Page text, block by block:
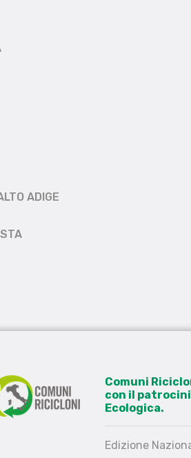
ADIGE
Comuni
con il
Ecologica.
Edizione